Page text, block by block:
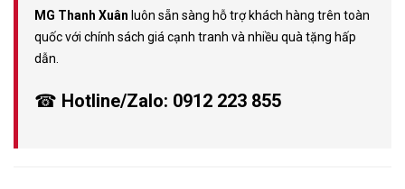
MG Thanh Xuân luôn sẵn sàng hỗ trợ khách hàng trên toàn
quốc với chính sách giá cạnh tranh và nhiều quà tặng hấp
dẫn.
☎ Hotline/Zalo: 0912 223 855